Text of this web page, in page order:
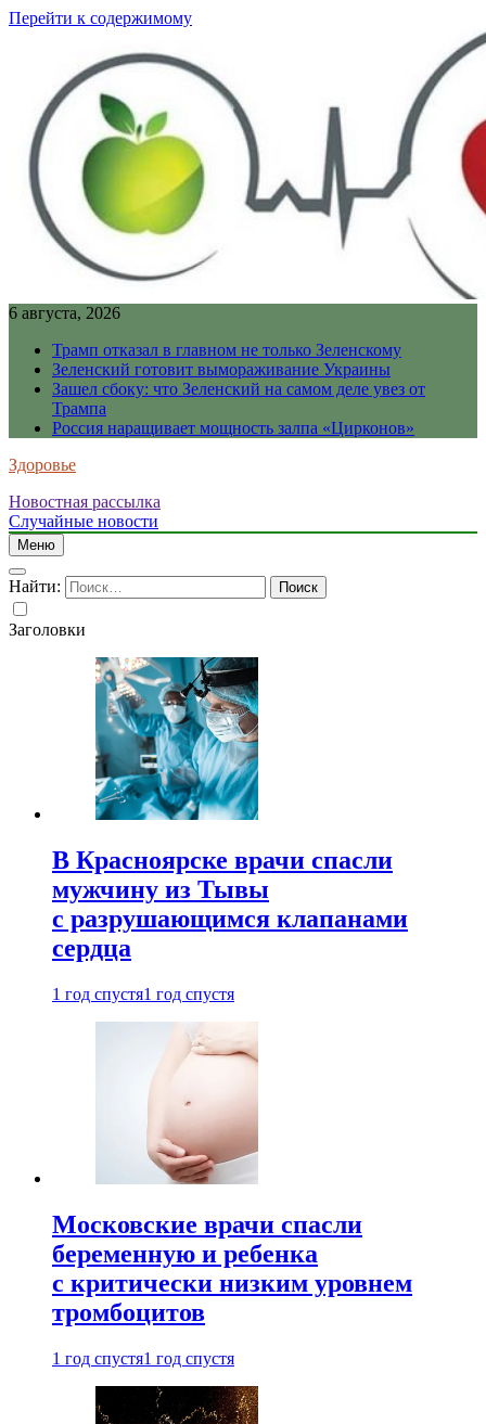
Перейти к содержимому
6 августа, 2026
Трамп отказал в главном не только Зеленскому
Зеленский готовит вымораживание Украины
Зашел сбоку: что Зеленский на самом деле увез от
Трампа
Россия наращивает мощность залпа «Цирконов»
Здоровье
Новостная рассылка
Случайные новости
Меню
Найти:
Заголовки
В Красноярске врачи спасли
мужчину из Тывы
с разрушающимся клапанами
сердца
1 год спустя1 год спустя
Московские врачи спасли
беременную и ребенка
с критически низким уровнем
тромбоцитов
1 год спустя1 год спустя